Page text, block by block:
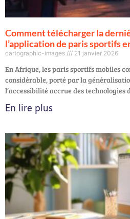
Comment télécharger la
l’application de paris sportifs
cartographic-images 21 janvier 2026
En Afrique, les paris sportifs mobiles
considérable, porté par la
l’accessibilité accrue des technologies
En lire plus